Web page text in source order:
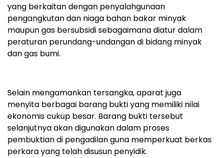
yang berkaitan dengan penyalahgunaan
pengangkutan dan niaga bahan bakar minyak
maupun gas bersubsidi sebagaimana diatur dalam
peraturan perundang-undangan di bidang minyak
dan gas bumi.
Selain mengamankan tersangka, aparat juga
menyita berbagai barang bukti yang memiliki nilai
ekonomis cukup besar. Barang bukti tersebut
selanjutnya akan digunakan dalam proses
pembuktian di pengadilan guna memperkuat berkas
perkara yang telah disusun penyidik.